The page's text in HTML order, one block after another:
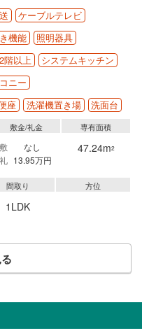
ケーブルテレビ
機能
照明器具
2階以上
システムキッチン
ニー
座 洗濯機置き場 洗面台
敷金/礼金
敷
なし
礼 13.95万円
専有面積
47.24m2
間取り
1LDK
方位